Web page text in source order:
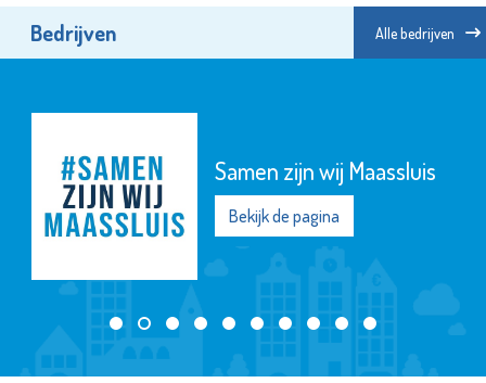
Bedrijven Alle bedrijven
Samen zijn wij Maassluis
Bekijk de pagina